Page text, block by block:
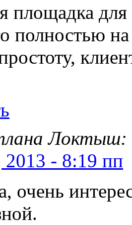
площадка
полностью
Локтыш:
- 8:19 пп
очень